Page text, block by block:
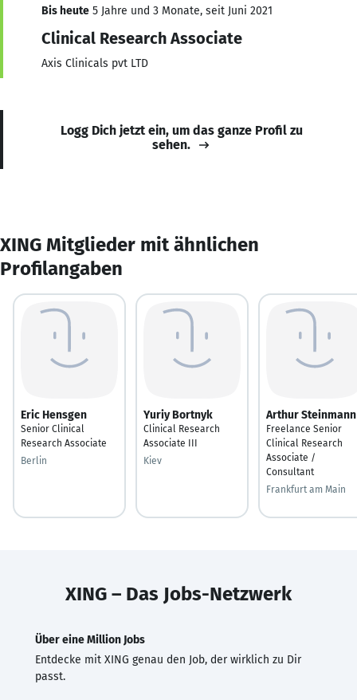
Bis heute 5 Jahre und 3 Monate, seit Juni 2021
Clinical Research Associate
Axis Clinicals pvt LTD
Logg Dich jetzt ein, um das ganze Profil zu
sehen.
XING Mitglieder mit ähnlichen
Profilangaben
Eric Hensgen
Senior Clinical
Research Associate
Berlin
Yuriy Bortnyk
Clinical Research
Associate III
Kiev
Arthur Steinmann
Freelance Senior
Clinical Research
Associate /
Consultant
Frankfurt am Main
XING – Das Jobs-Netzwerk
Über eine Million Jobs
Entdecke mit XING genau den Job, der wirklich zu Dir
passt.